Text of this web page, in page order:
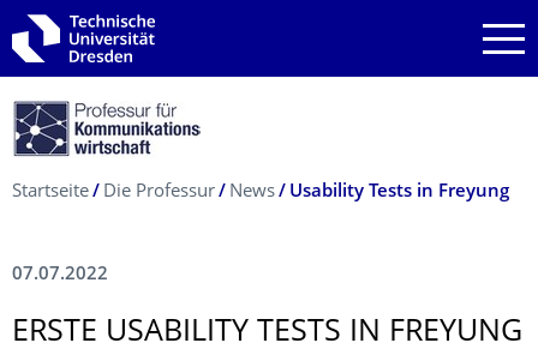
Zur Hauptnavigation springen
Zur Suche springen
Zum Inhalt springen
Breadcrumb-Menü
Startseite Die Professur News ­Usability Tests in Freyung
07.07.2022
ERSTE USABILITY TESTS IN FREYUNG